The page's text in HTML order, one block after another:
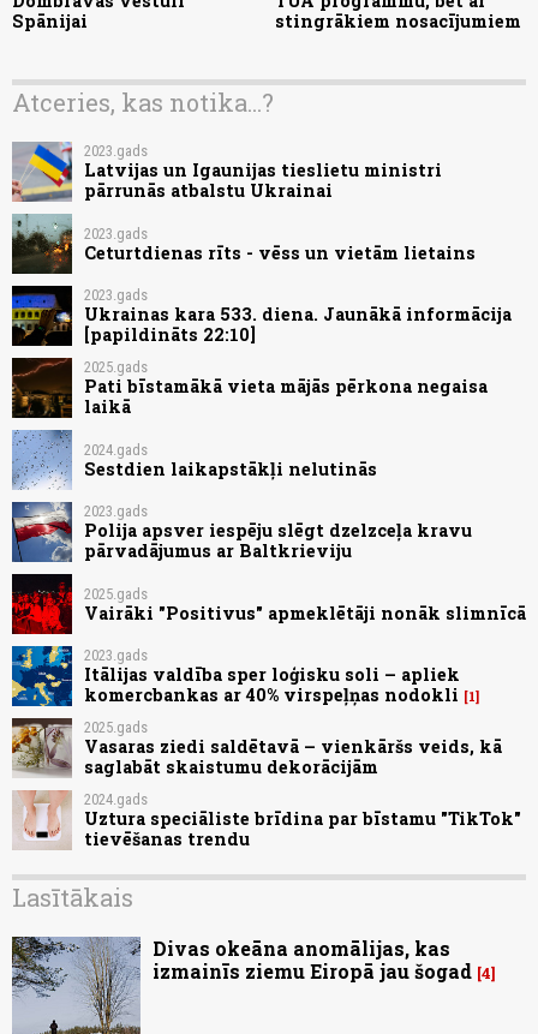
Spānijai
stingrākiem nosacījumiem
Atceries, kas notika...?
2023.gads
Latvijas un Igaunijas tieslietu ministri
pārrunās atbalstu Ukrainai
2023.gads
Ceturtdienas rīts - vēss un vietām lietains
2023.gads
Ukrainas kara 533. diena. Jaunākā informācija
[papildināts 22:10]
2025.gads
Pati bīstamākā vieta mājās pērkona negaisa
laikā
2024.gads
Sestdien laikapstākļi nelutinās
2023.gads
Polija apsver iespēju slēgt dzelzceļa kravu
pārvadājumus ar Baltkrieviju
2025.gads
Vairāki "Positivus" apmeklētāji nonāk slimnīcā
2023.gads
Itālijas valdība sper loģisku soli – apliek
komercbankas ar 40% virspeļņas nodokli
1
2025.gads
Vasaras ziedi saldētavā – vienkāršs veids, kā
saglabāt skaistumu dekorācijām
2024.gads
Uztura speciāliste brīdina par bīstamu "TikTok"
tievēšanas trendu
Lasītākais
Divas okeāna anomālijas, kas
izmainīs ziemu Eiropā jau šogad 4